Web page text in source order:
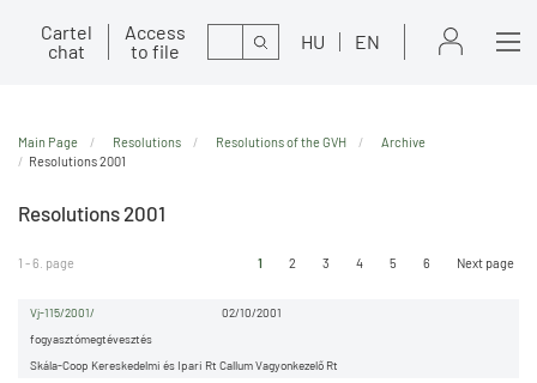
Cartel
chat
Access
to file
Search HU EN
Main Page Resolutions Resolutions of the GVH
Archive
Resolutions 2001
Resolutions 2001
1 - 6. page 1 2 3 4 5 6 Next page
02/10/2001
Vj-115/2001/
Skála-Coop Kereskedelmi és Ipari Rt Callum Vagyonkezelő Rt
fogyasztómegtévesztés